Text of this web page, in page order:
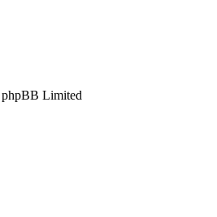
Limited